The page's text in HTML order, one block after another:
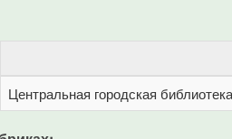
Центральная городская